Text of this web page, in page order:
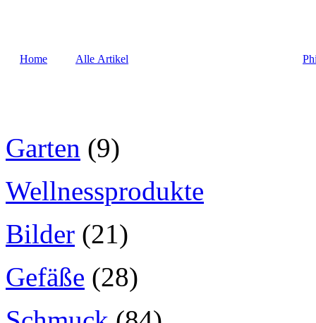
Home Alle Artikel
Garten (9)
Wellnessprodukte
Bilder (21)
Gefäße (28)